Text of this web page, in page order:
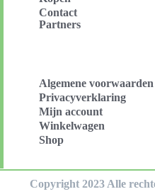
Contact
Partners
Algemene voorwaarden
Privacyverklaring
Mijn account
Winkelwagen
Shop
Copyright 2023 Alle